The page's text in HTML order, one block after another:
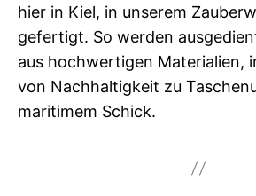
hier in Kiel, in unserem
gefertigt. So werden
aus hochwertigen Materialien,
von Nachhaltigkeit zu
maritimem Schick.